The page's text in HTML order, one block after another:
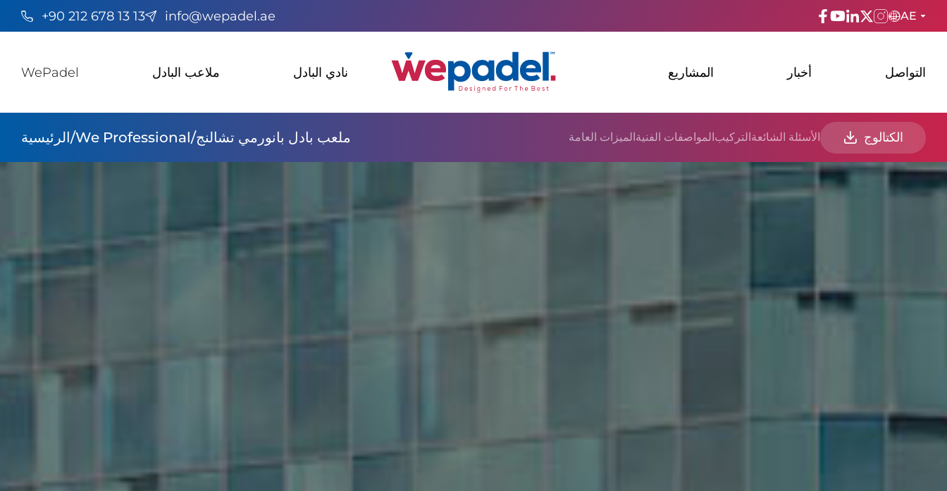
+90 212 678 13 13 info@wepadel.ae AE
ESPAñOL
FRANÇAIS
عربي
WePadel ملاعب البادل نادي البادل المشاريع أخبار التواصل
الرئيسية/We Professional/ملعب بادل بانورمي تشالنج الميزات العامةالمواصفات الفنيةالتركيبالأسئلة الشائعة الكتالوج